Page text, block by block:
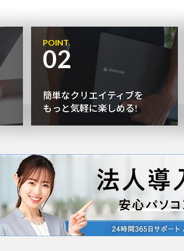
POINT
02
簡単なクリエイティブを
もっと気軽に楽しめる!